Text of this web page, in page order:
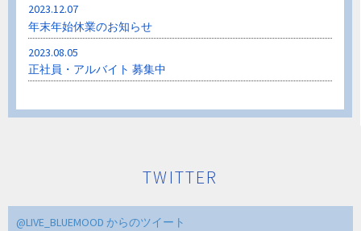
2023.12.07
年末年始休業のお知らせ
2023.08.05
正社員・アルバイト 募集中
TWITTER
@LIVE_BLUEMOOD からのツイート